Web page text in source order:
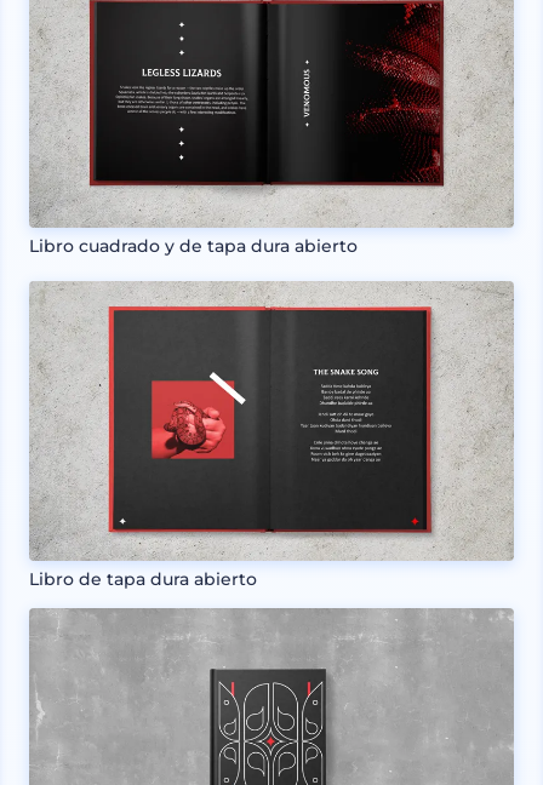
Libro cuadrado y de tapa dura abierto
Libro de tapa dura abierto